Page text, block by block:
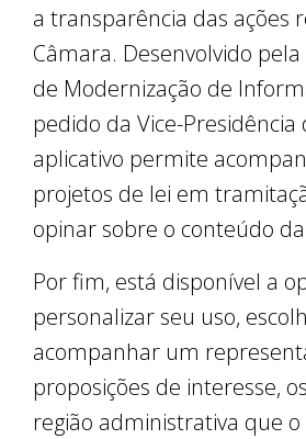
a transparência das ações
Câmara. Desenvolvido
de Modernização de
pedido da Vice-Presidência
aplicativo permite
projetos de lei em
opinar sobre o conteúdo
Por fim, está disponível a
personalizar seu uso,
acompanhar um
proposições de interesse,
região administrativa que